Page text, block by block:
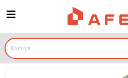
Prijava za članove